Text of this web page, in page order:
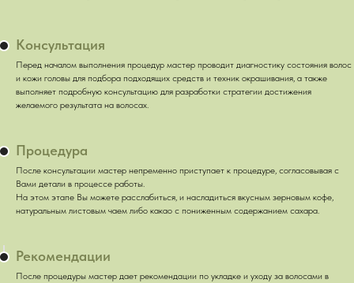
Консультация
Перед началом выполнения процедур мастер проводит диагностику состояния волос
и кожи головы для подбора подходящих средств и техник окрашивания, а также
выполняет подробную консультацию для разработки стратегии достижения
желаемого результата на волосах.
Процедура
После консультации мастер непременно приступает к процедуре, согласовывая с
Вами детали в процессе работы.
На этом этапе Вы можете расслабиться, и насладиться вкусным зерновым кофе,
натуральным листовым чаем либо какао с пониженным содержанием сахара.
Рекомендации
После процедуры мастер дает рекомендации по укладке и уходу за волосами в